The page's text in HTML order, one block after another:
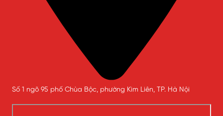
Số 1 ngõ 95 phố Chùa Bộc, phường Kim Liên, TP. Hà Nội